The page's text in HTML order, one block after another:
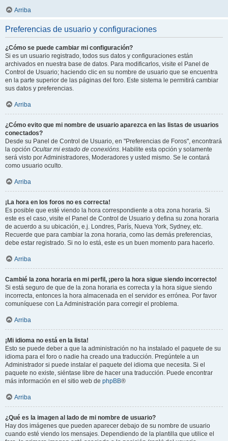
Arriba
Preferencias de usuario y configuraciones
¿Cómo se puede cambiar mi configuración?
Si es un usuario registrado, todos sus datos y configuraciones están
archivados en nuestra base de datos. Para modificarlos, visite el Panel de
Control de Usuario; haciendo clic en su nombre de usuario que se encuentra
en la parte superior de las páginas del foro. Este sistema le permitirá cambiar
sus datos y preferencias.
Arriba
¿Cómo evito que mi nombre de usuario aparezca en las listas de usuarios
conectados?
Desde su Panel de Control de Usuario, en "Preferencias de Foros", encontrará
la opción Ocultar mi estado de conexións. Habilite esta opción y solamente
será visto por Administradores, Moderadores y usted mismo. Se le contará
como usuario oculto.
Arriba
¡La hora en los foros no es correcta!
Es posible que esté viendo la hora correspondiente a otra zona horaria. Si
este es el caso, visite el Panel de Control de Usuario y defina su zona horaria
de acuerdo a su ubicación, e.j. Londres, París, Nueva York, Sydney, etc.
Recuerde que para cambiar la zona horaria, como las demás preferencias,
debe estar registrado. Si no lo está, este es un buen momento para hacerlo.
Arriba
Cambié la zona horaria en mi perfil, ¡pero la hora sigue siendo incorrecto!
Si está seguro de que de la zona horaria es correcta y la hora sigue siendo
incorrecta, entonces la hora almacenada en el servidor es errónea. Por favor
comuníquese con La Administración para corregir el problema.
Arriba
¡Mi idioma no está en la lista!
Esto se puede deber a que la administración no ha instalado el paquete de su
idioma para el foro o nadie ha creado una traducción. Pregúntele a un
Administrador si puede instalar el paquete del idioma que necesita. Si el
paquete no existe, siéntase libre de hacer una traducción. Puede encontrar
más información en el sitio web de phpBB®
Arriba
¿Qué es la imagen al lado de mi nombre de usuario?
Hay dos imágenes que pueden aparecer debajo de su nombre de usuario
cuando esté viendo los mensajes. Dependiendo de la plantilla que utilice el